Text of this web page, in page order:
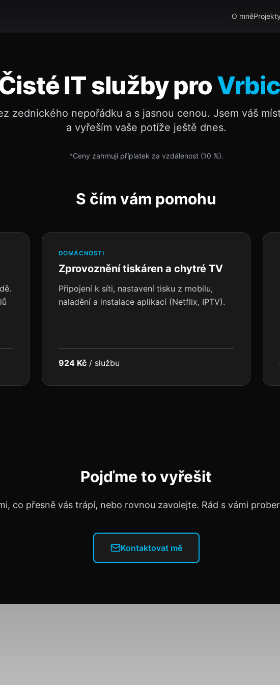
O mněProjekty
IT služby pro
zednického nepořádku a s jasnou cenou. Jsem váš
a vyřeším vaše potíže ještě dnes.
*Ceny zahrnují příplatek za vzdálenost (10 %).
S čím vám pomohu
DOMÁCNOSTI
Zprovoznění tiskáren a chytré TV
Připojení k síti, nastavení tisku z mobilu,
naladění a instalace aplikací (Netflix, IPTV).
924 Kč/ službu
Pojďme to vyřešit
co přesně vás trápí, nebo rovnou zavolejte. Rád s vámi
Kontaktovat mě